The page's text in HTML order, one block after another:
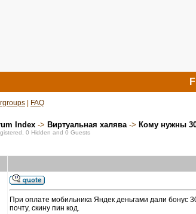
FAQ
Index -> Виртуальная халява-> Кому нужны
0 Hidden and 0 Guests
При оплате мобильника Яндек деньгами дали бонус
почту, скину пин код.